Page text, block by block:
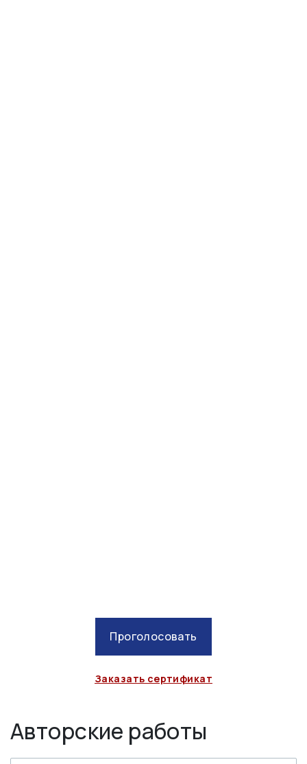
Проголосовать
Заказать сертификат
Авторские работы